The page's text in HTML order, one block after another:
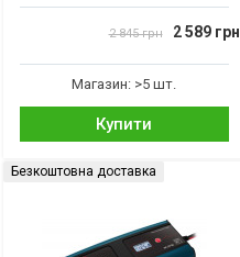
2 845 грн 2 589 грн
Магазин: >5 шт.
Купити
Безкоштовна доставка